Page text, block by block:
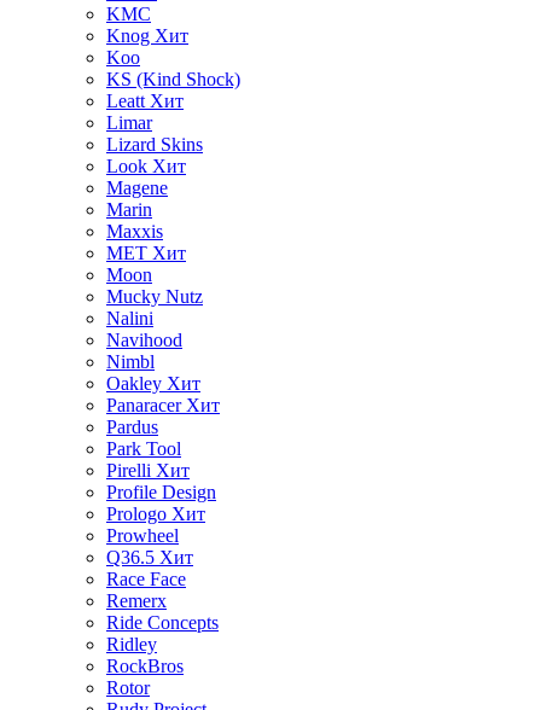
KMC
Knog Хит
Koo
KS (Kind Shock)
Leatt Хит
Limar
Lizard Skins
Look Хит
Magene
Marin
Maxxis
MET Хит
Moon
Mucky Nutz
Nalini
Navihood
Nimbl
Oakley Хит
Panaracer Хит
Pardus
Park Tool
Pirelli Хит
Profile Design
Prologo Хит
Prowheel
Q36.5 Хит
Race Face
Remerx
Ride Concepts
Ridley
RockBros
Rotor